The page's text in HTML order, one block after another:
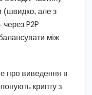
(швидко, але з
через P2P
між
про виведення в
крипту з